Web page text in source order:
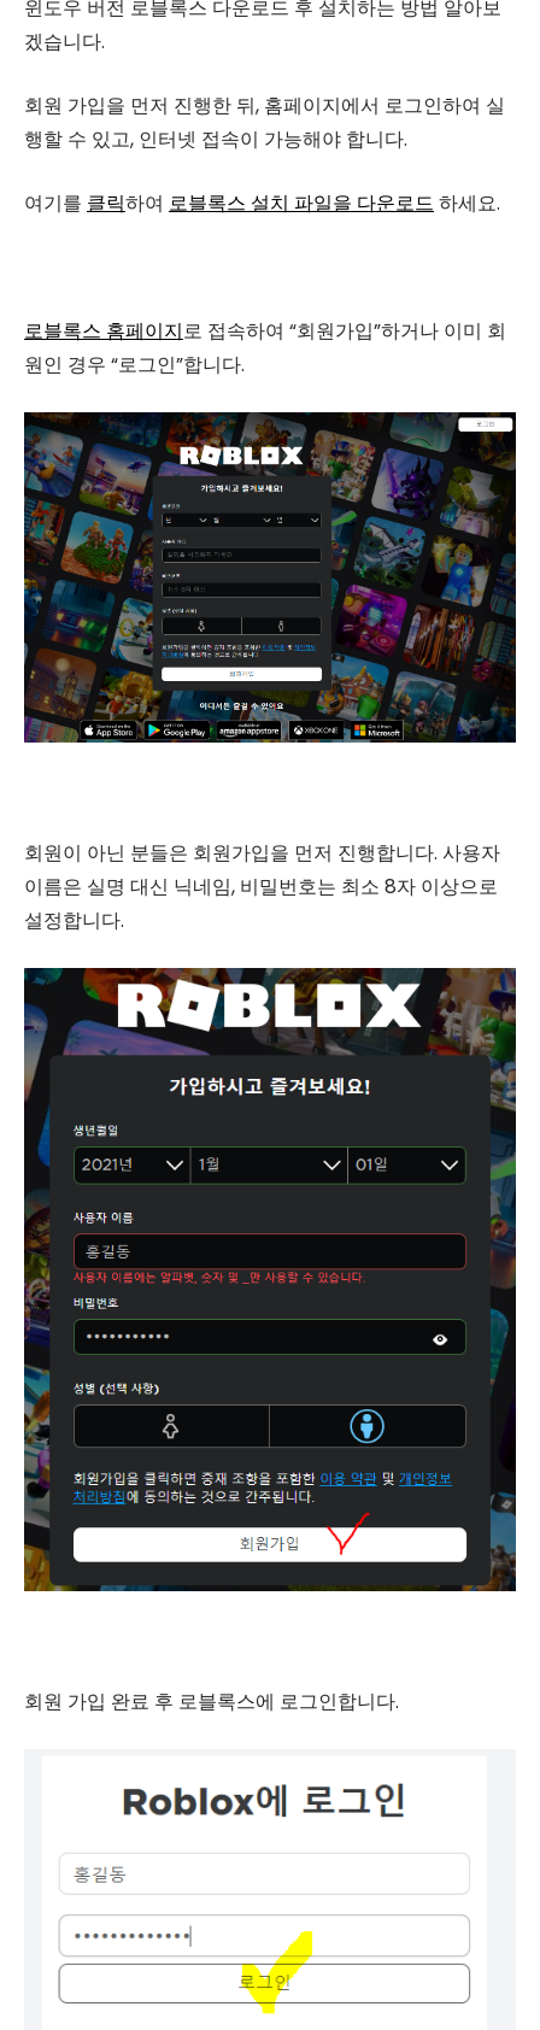
윈도우 버전 로블록스 다운로드 후 설치하는 방법 알아보
겠습니다.
회원 가입을 먼저 진행한 뒤, 홈페이지에서 로그인하여 실
행할 수 있고, 인터넷 접속이 가능해야 합니다.
여기를 클릭하여 로블록스 설치 파일을 다운로드 하세요.
로블록스 홈페이지로 접속하여 “회원가입”하거나 이미 회
원인 경우 “로그인”합니다.
회원이 아닌 분들은 회원가입을 먼저 진행합니다. 사용자
이름은 실명 대신 닉네임, 비밀번호는 최소 8자 이상으로
설정합니다.
회원 가입 완료 후 로블록스에 로그인합니다.